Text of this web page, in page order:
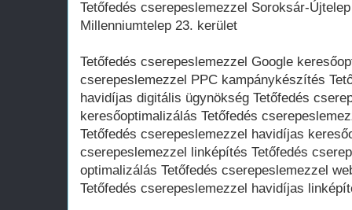
Tetőfedés cserepeslemezzel Soroksár-
Millenniumtelep 23. kerület
Tetőfedés cserepeslemezzel Google
cserepeslemezzel PPC kampánykészítés
havidíjas digitális ügynökség Tetőfedés
keresőoptimalizálás Tetőfedés
Tetőfedés cserepeslemezzel havidíjas
cserepeslemezzel linképítés Tetőfedés
optimalizálás Tetőfedés cserepeslemezzel
Tetőfedés cserepeslemezzel havidíjas